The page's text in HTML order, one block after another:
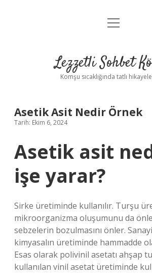
Anasayfa
Yasal Uyarı
menüyü
Lezzetli Sohbet
Komşu sıcaklığında tatlı
Asetik Asit Nedir Örnek
Tarih: Ekim 6, 2024
Asetik asit
işe yarar?
Sirke üretiminde kullanılır. Turşu
mikroorganizma oluşumunu da
sebzelerin bozulmasını önler.
kimyasalın üretiminde hammadde
Esas olarak polivinil asetatı ahşap
kullanılan vinil asetat üretiminde